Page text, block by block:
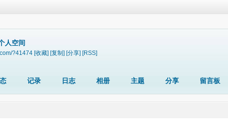
人空间
?41474 [收藏] [复制] [分享] [RSS]
记录 日志 相册 主题 分享 留言板